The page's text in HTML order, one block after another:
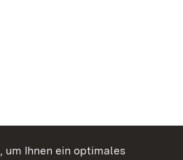
um Ihnen ein optimales